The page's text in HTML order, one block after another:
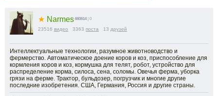
★ Narmes 660614 | 0
23516 видео 3363 поста 13 друзей
Интеллектуальные технологии, разумное животноводство и
фермерство. Автоматическое доение коров и коз, приспособление для
кормления коров и коз, кормушка для телят, робот, устройство для
распределение корма, силоса, сена, соломы. Овечья ферма, уборка
грязи на ферме. Трактор, бульдозер, погрузчик и многие другие
последние изобретения. США, Германия, Россия и другие страны.